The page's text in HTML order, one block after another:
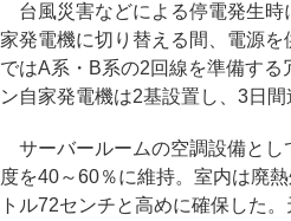
台風災害などによる停電発生時
家発電機に切り替える間、電源
ではA系・B系の2回線を準備す
ン自家発電機は2基設置し、3日間
サーバールームの空調設備とし
度を40～60％に維持。室内は廃
トル72センチと高めに確保した